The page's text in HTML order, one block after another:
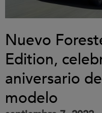
Nuevo
Edition,
aniversario
modelo